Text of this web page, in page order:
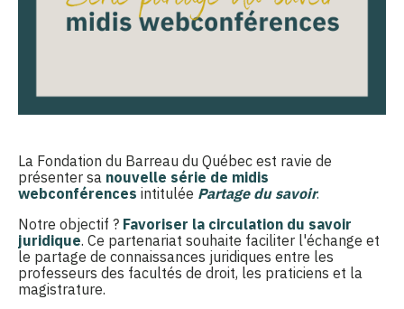
La Fondation du Barreau du Québec est ravie de
présenter sa nouvelle série de midis
webconférences intitulée Partage du savoir.
Notre objectif ? Favoriser la circulation du savoir
juridique. Ce partenariat souhaite faciliter l'échange et
le partage de connaissances juridiques entre les
professeurs des facultés de droit, les praticiens et la
magistrature.